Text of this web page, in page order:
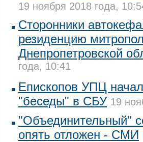
19 ноября 2018 года,
Сторонники
резиденцию
Днепропетровской
года, 10:41
Епископов УПЦ
"беседы" в СБУ 19
"Объединительный"
опять отложен - СМИ